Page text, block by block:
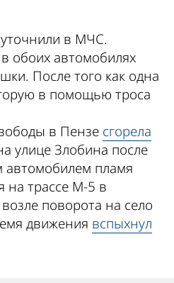
в МЧС.
обоих автомобилях
После того как одна
в помощью троса
в Пензе сгорела
улице Злобина после
автомобилем пламя
на трассе М-5 в
поворота на село
движения вспыхнул